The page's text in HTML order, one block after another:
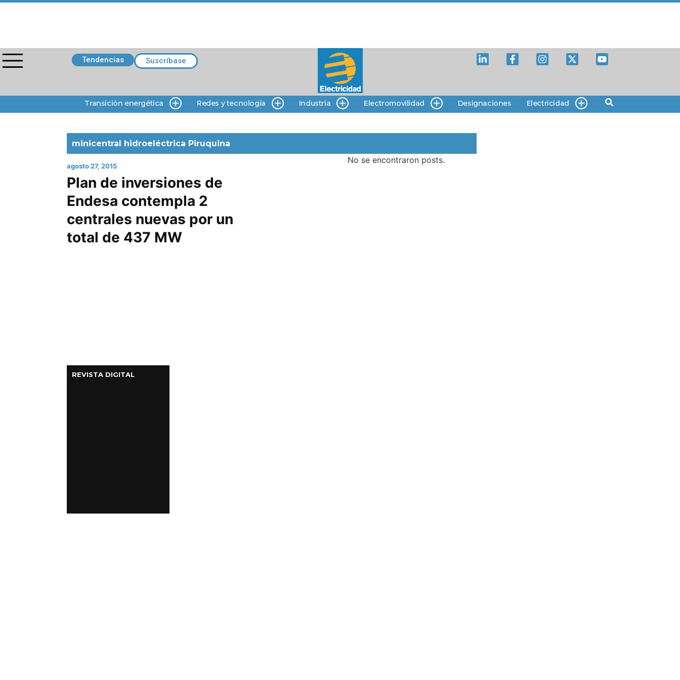
Tendencias Suscríbase
Transición energética Redes y tecnología Industria Electromovilidad Designaciones Electricidad
minicentral hidroeléctrica Piruquina
agosto 27, 2015
Plan de inversiones de
Endesa contempla 2
centrales nuevas por un
total de 437 MW
No se encontraron posts.
REVISTA DIGITAL